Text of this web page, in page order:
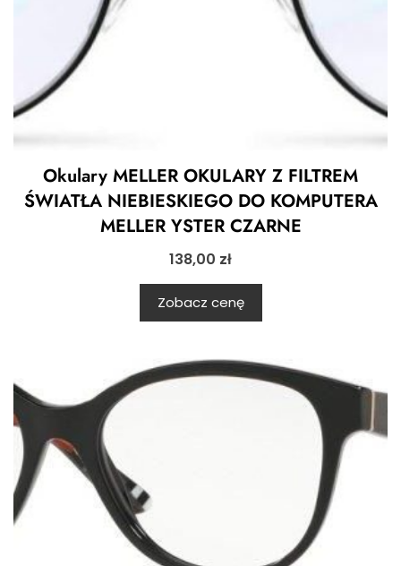
Okulary MELLER OKULARY Z FILTREM
ŚWIATŁA NIEBIESKIEGO DO KOMPUTERA
MELLER YSTER CZARNE
138,00 zł
Zobacz cenę